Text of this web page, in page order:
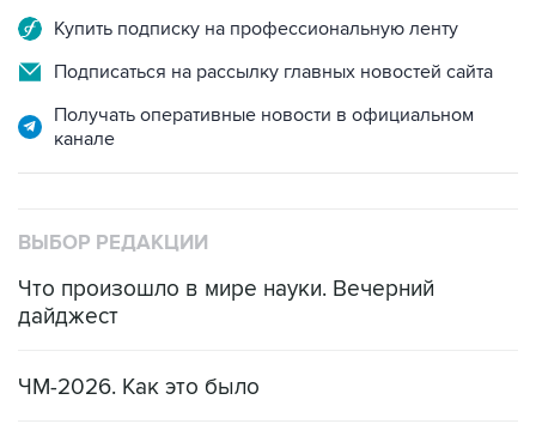
Купить подписку на профессиональную ленту
Подписаться на рассылку главных новостей сайта
Получать оперативные новости в официальном
канале
ВЫБОР РЕДАКЦИИ
Что произошло в мире науки. Вечерний
дайджест
ЧМ-2026. Как это было